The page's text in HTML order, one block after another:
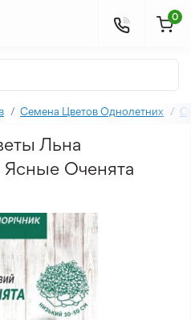
0
Семена Цветов Однолетних
Льна
Ясные Оченята